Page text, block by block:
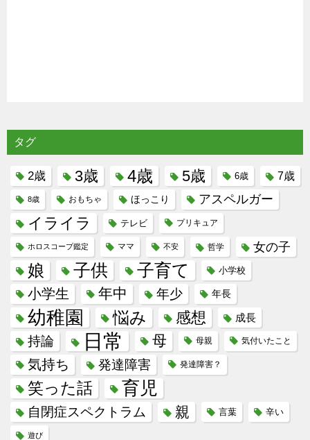
タグ
2歳 3歳 4歳 5歳 6歳 7歳
8歳 おもちゃ ほっこり アスペルガー
イライラ テレビ プリキュア
ホロスコープ鑑定 ママ 不安 哲学 女の子
娘 子供 子育て 小学校
小学生 年中 年少 年長
幼稚園 悩み 感想 成長
持論 日常 母 母親 気付いたこと
気持ち 発達障害 発達障害？
笑った話 育児
自閉症スペクトラム 親 言葉 辛い
遊び